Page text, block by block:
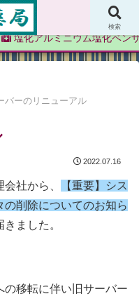
塩化アルミニウム塩化ベン
バーのリニューアル
2022.07.16
社から、
【重要】シス
削除についてのお知ら
ました。
の移転に伴い旧サーバー
検索